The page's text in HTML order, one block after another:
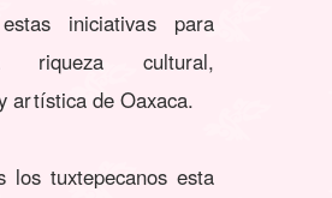
iniciativas para
riqueza cultural,
artística de Oaxaca.
los tuxtepecanos esta